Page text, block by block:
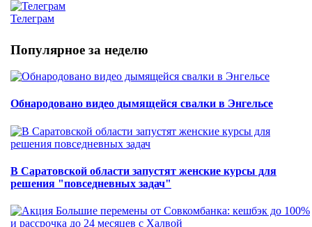
Телеграм
Популярное за неделю
Обнародовано видео дымящейся свалки в Энгельсе
В Саратовской области запустят женские курсы для
решения "повседневных задач"